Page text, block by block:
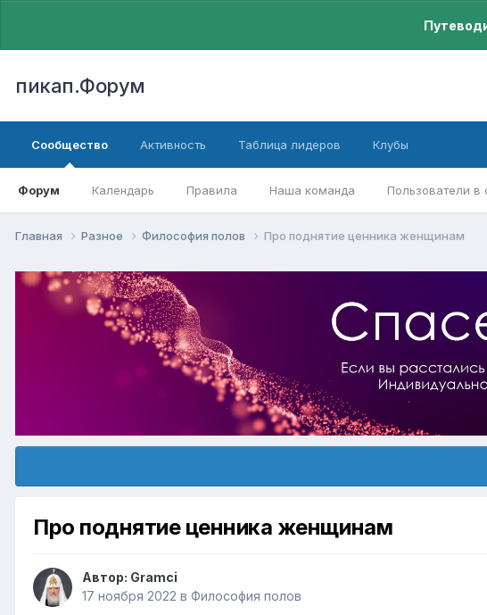
пикап.Форум
Сообщество
Форум Календарь Правила Наша команда Пользователи в
Активность Таблица лидеров Клубы
Главная Разное Философия полов Про поднятие ценника женщинам
Про поднятие ценника женщинам
Автор: Gramci
17 ноября 2022 в Философия полов